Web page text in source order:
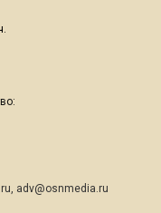
, adv@osnmedia.ru